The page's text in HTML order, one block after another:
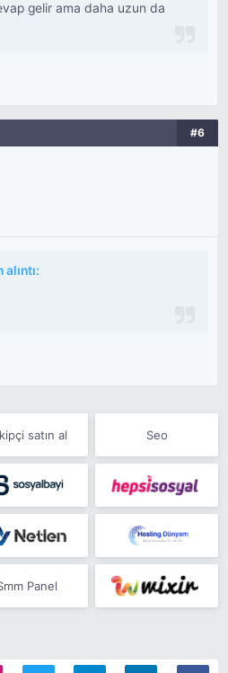
gelir ama daha uzun da
#6
satın al Seo
Panel